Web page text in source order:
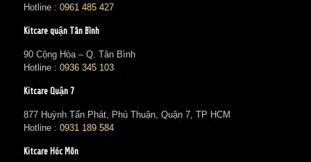
Hotline : 0961 485 427
Kitcare quận Tân Bình
90 Cộng Hòa – Q. Tân Bình
Hotline : 0936 345 103
Kitcare Quận 7
877 Huỳnh Tấn Phát, Phú Thuận, Quận 7, TP HCM
Hotline : 0931 189 584
Kitcare Hóc Môn